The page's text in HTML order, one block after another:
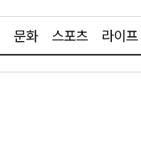
문화 스포츠 라이프